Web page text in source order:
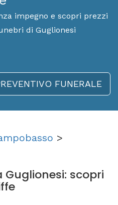
impegno e scopri prezzi
di Guglionesi
FUNERALE
>
Guglionesi: scopri